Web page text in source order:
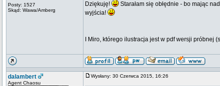
Posty: 1527
Skąd: Wawa/Amberg
Dziękuję!
Starałam się obłędnie - bo mając
wyjścia!
I Miro, którego ilustracja jest w pdf wersji próbnej
dalambert
Agent Chaosu
Wysłany: 30 Czerwca 2015, 16:26